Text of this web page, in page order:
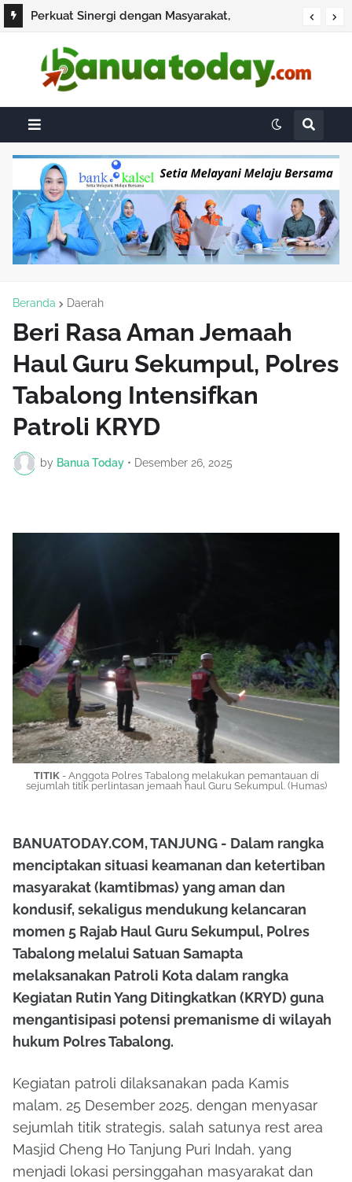
Perkuat Sinergi dengan Masyarakat,
dan Bakti Sosial di HSS
Beranda Daerah
Beri Rasa Aman Jemaah
Haul Guru Sekumpul, Polres
Tabalong Intensifkan
Patroli KRYD
by Banua Today • Desember 26, 2025
TITIK - Anggota Polres Tabalong melakukan pemantauan di
sejumlah titik perlintasan jemaah haul Guru Sekumpul. (Humas)
BANUATODAY.COM, TANJUNG - Dalam rangka
menciptakan situasi keamanan dan ketertiban
masyarakat (kamtibmas) yang aman dan
kondusif, sekaligus mendukung kelancaran
momen 5 Rajab Haul Guru Sekumpul, Polres
Tabalong melalui Satuan Samapta
melaksanakan Patroli Kota dalam rangka
Kegiatan Rutin Yang Ditingkatkan (KRYD) guna
mengantisipasi potensi premanisme di wilayah
hukum Polres Tabalong.
Kegiatan patroli dilaksanakan pada Kamis
malam, 25 Desember 2025, dengan menyasar
sejumlah titik strategis, salah satunya rest area
Masjid Cheng Ho Tanjung Puri Indah, yang
menjadi lokasi persinggahan masyarakat dan